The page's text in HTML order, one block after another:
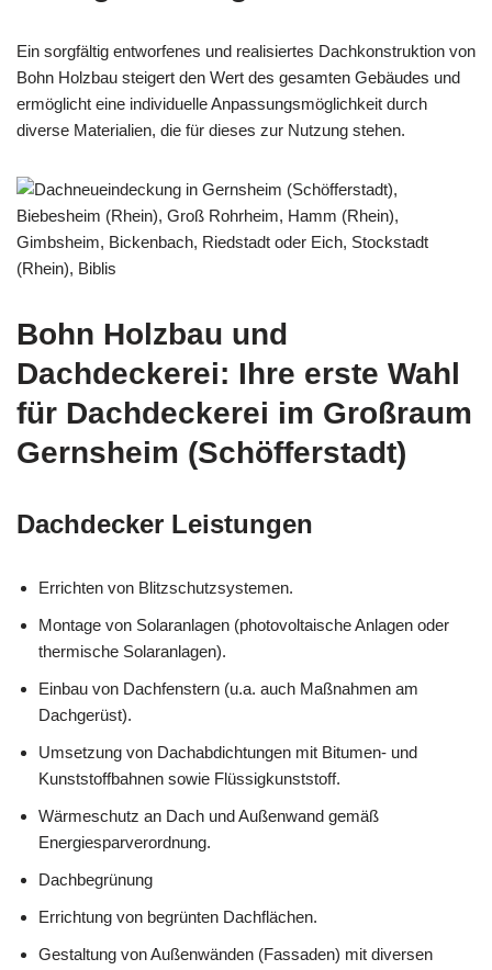
Ein sorgfältig entworfenes und realisiertes Dachkonstruktion von
Bohn Holzbau steigert den Wert des gesamten Gebäudes und
ermöglicht eine individuelle Anpassungsmöglichkeit durch
diverse Materialien, die für dieses zur Nutzung stehen.
Bohn Holzbau und
Dachdeckerei: Ihre erste Wahl
für Dachdeckerei im Großraum
Gernsheim (Schöfferstadt)
Dachdecker Leistungen
Errichten von Blitzschutzsystemen.
Montage von Solaranlagen (photovoltaische Anlagen oder
thermische Solaranlagen).
Einbau von Dachfenstern (u.a. auch Maßnahmen am
Dachgerüst).
Umsetzung von Dachabdichtungen mit Bitumen- und
Kunststoffbahnen sowie Flüssigkunststoff.
Wärmeschutz an Dach und Außenwand gemäß
Energiesparverordnung.
Dachbegrünung
Errichtung von begrünten Dachflächen.
Gestaltung von Außenwänden (Fassaden) mit diversen